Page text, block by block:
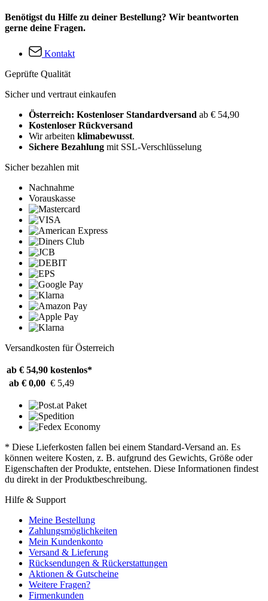
Benötigst du Hilfe zu deiner Bestellung? Wir beantworten
gerne deine Fragen.
Kontakt
Geprüfte Qualität
Sicher und vertraut einkaufen
Österreich: Kostenloser Standardversand ab € 54,90
Kostenloser Rückversand
Wir arbeiten klimabewusst.
Sichere Bezahlung mit SSL-Verschlüsselung
Sicher bezahlen mit
Nachnahme
Vorauskasse
Versandkosten für Österreich
ab € 54,90 kostenlos*
ab € 0,00 € 5,49
* Diese Lieferkosten fallen bei einem Standard-Versand an. Es
können weitere Kosten, z. B. aufgrund des Gewichts, Größe oder
Eigenschaften der Produkte, entstehen. Diese Informationen findest
du direkt in der Produktbeschreibung.
Hilfe & Support
Meine Bestellung
Zahlungsmöglichkeiten
Mein Kundenkonto
Versand & Lieferung
Rücksendungen & Rückerstattungen
Aktionen & Gutscheine
Weitere Fragen?
Firmenkunden